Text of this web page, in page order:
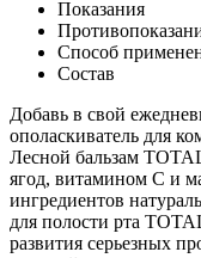
Показания
Способ
Состав
Добавь в свой
ополаскиватель для
Лесной бальзам
ягод, витамином С и
ингредиентов
для полости рта
развития серьезных